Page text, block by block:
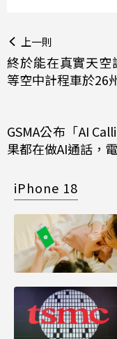
上一則
終於能在真實天空
等空中計程車於26
GSMA公布「AI
果都在做AI通話，
iPhone 18